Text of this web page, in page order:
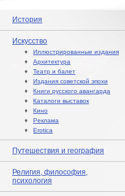
История
Искусство
♦ Иллюстрированные издания
♦ Архитектура
♦ Театр и балет
♦ Издания советской эпохи
♦ Книги русского авангарда
♦ Каталоги выставок
♦ Кино
♦ Реклама
♦ Erotica
Путешествия и география
Религия, философия,
психология